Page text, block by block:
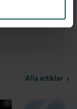
Alla artiklar